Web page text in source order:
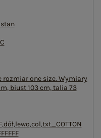
rozmiar one size. Wymiary
biust 103 cm, talia 73
,dół,lewo,col,txt_COTTON